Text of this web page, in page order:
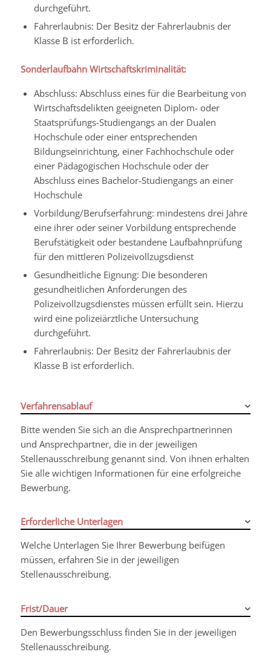
durchgeführt.
Fahrerlaubnis: Der Besitz der Fahrerlaubnis der
Klasse B ist erforderlich.
Sonderlaufbahn Wirtschaftskriminalität:
Abschluss: Abschluss eines für die Bearbeitung von
Wirtschaftsdelikten geeigneten Diplom- oder
Staatsprüfungs-Studiengangs an der Dualen
Hochschule oder einer entsprechenden
Bildungseinrichtung, einer Fachhochschule oder
einer Pädagogischen Hochschule oder der
Abschluss eines Bachelor-Studiengangs an einer
Hochschule
Vorbildung/Berufserfahrung: mindestens drei Jahre
eine ihrer oder seiner Vorbildung entsprechende
Berufstätigkeit oder bestandene Laufbahnprüfung
für den mittleren Polizeivollzugsdienst
Gesundheitliche Eignung: Die besonderen
gesundheitlichen Anforderungen des
Polizeivollzugsdienstes müssen erfüllt sein. Hierzu
wird eine polizeiärztliche Untersuchung
durchgeführt.
Fahrerlaubnis: Der Besitz der Fahrerlaubnis der
Klasse B ist erforderlich.
Verfahrensablauf
Bitte wenden Sie sich an die Ansprechpartnerinnen
und Ansprechpartner, die in der jeweiligen
Stellenausschreibung genannt sind. Von ihnen erhalten
Sie alle wichtigen Informationen für eine erfolgreiche
Bewerbung.
Erforderliche Unterlagen
Welche Unterlagen Sie Ihrer Bewerbung beifügen
müssen, erfahren Sie in der jeweiligen
Stellenausschreibung.
Frist/Dauer
Den Bewerbungsschluss finden Sie in der jeweiligen
Stellenausschreibung.